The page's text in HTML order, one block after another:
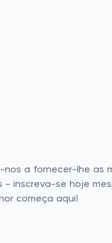
nos a fornecer-lhe
inscreva-se hoje
começa aqui!